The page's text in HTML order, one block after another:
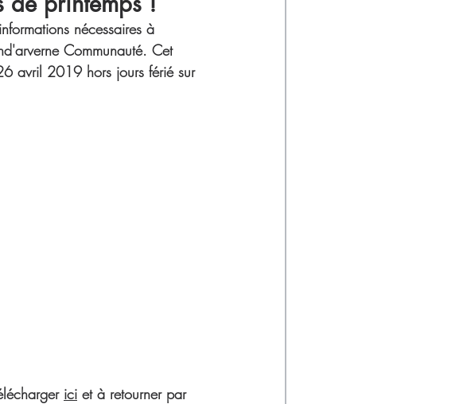
nécessaires à
Communauté. Cet
avril 2019 hors jours férié sur
ici et à retourner par